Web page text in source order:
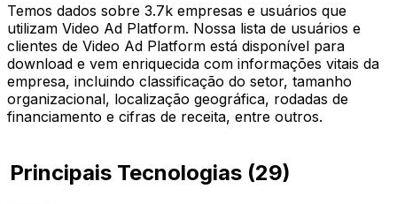
Temos dados sobre 3.7k empresas e usuários que
utilizam Video Ad Platform. Nossa lista de usuários e
clientes de Video Ad Platform está disponível para
download e vem enriquecida com informações vitais da
empresa, incluindo classificação do setor, tamanho
organizacional, localização geográfica, rodadas de
financiamento e cifras de receita, entre outros.
Principais Tecnologias (29)